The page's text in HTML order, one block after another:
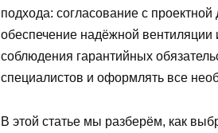
подхода: согласование с
обеспечение надёжной
соблюдения гарантийных
специалистов и оформлять все
В этой статье мы разберём, как